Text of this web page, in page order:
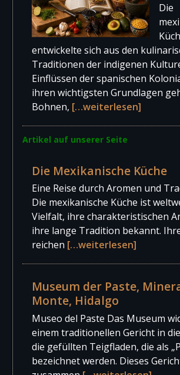
Die
entwickelte sich aus den
Traditionen der indigenen
Einflüssen der spanischen
ihren wichtigsten Grundlagen
Bohnen, […weiterlesen]
Artikel auf unserer Seite
Die Mexikanische Küche
Eine Reise durch Aromen und
Die mexikanische Küche ist
Vielfalt, ihre charakteristischen
ihre lange Tradition bekannt.
reichen […weiterlesen]
Museum der Paste,
Monte, Hidalgo
Museo del Paste Das Museum
einem traditionellen Gericht in
die gefüllten Teigfladen, die als
bezeichnet werden. Dieses